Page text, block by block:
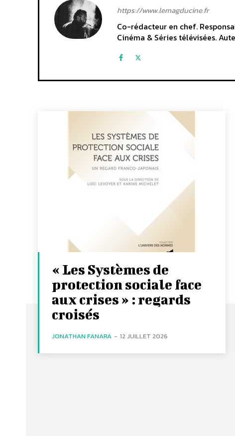
https://www.lemagducine.fr
Co-rédacteur en chef.
Cinéma & Séries télévisées.
« Les Systèmes de
protection sociale face
aux crises » : regards
croisés
JONATHAN FANARA - 12 JUILLET 2026